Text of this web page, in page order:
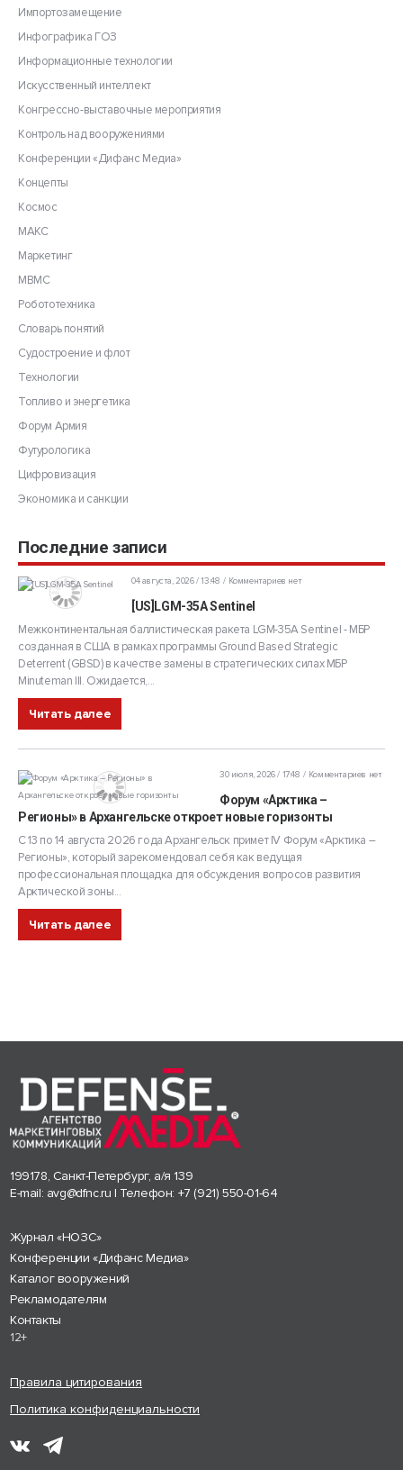
Импортозамещение
Инфографика ГОЗ
Информационные технологии
Искусственный интеллект
Конгрессно-выставочные мероприятия
Контроль над вооружениями
Конференции «Дифанс Медиа»
Концепты
Космос
МАКС
Маркетинг
МВМС
Робототехника
Словарь понятий
Судостроение и флот
Технологии
Топливо и энергетика
Форум Армия
Футурологика
Цифровизация
Экономика и санкции
Последние записи
04 августа, 2026 / 13:48 Комментариев нет
[US]LGM-35A Sentinel
Межконтинентальная баллистическая ракета LGM-35A Sentinel - МБР
созданная в США в рамках программы Ground Based Strategic
Deterrent (GBSD) в качестве замены в стратегических силах МБР
Minuteman III. Ожидается,...
Читать далее
30 июля, 2026 / 17:48 Комментариев нет
Форум «Арктика –
Регионы» в Архангельске откроет новые горизонты
С 13 по 14 августа 2026 года Архангельск примет IV Форум «Арктика –
Регионы», который зарекомендовал себя как ведущая
профессиональная площадка для обсуждения вопросов развития
Арктической зоны...
Читать далее
199178, Санкт-Петербург, а/я 139
E-mail: avg@dfnc.ru | Телефон: +7 (921) 550-01-64
Журнал «НОЗС»
Конференции «Дифанс Медиа»
Каталог вооружений
Рекламодателям
Контакты
12+
Правила цитирования
Политика конфиденциальности